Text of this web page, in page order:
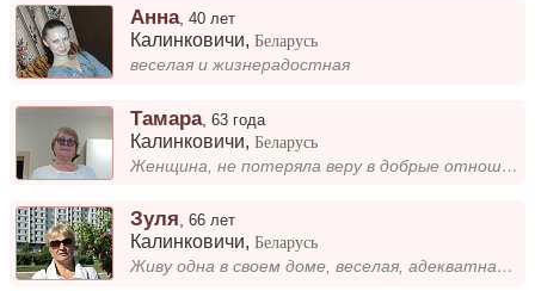
Анна,40 лет
Калинковичи,Беларусь
веселая и жизнерадостная
Тамара,63 года
Калинковичи,Беларусь
Женщина, не потеряла веру в добрые отношения людей в возрасте
Зуля ,66 лет
Калинковичи,Беларусь
Живу одна в своем доме, веселая, адекватная, люблю гулять по лесу, кататься на лыжах и велосипеде, ищу мужчину простого,...